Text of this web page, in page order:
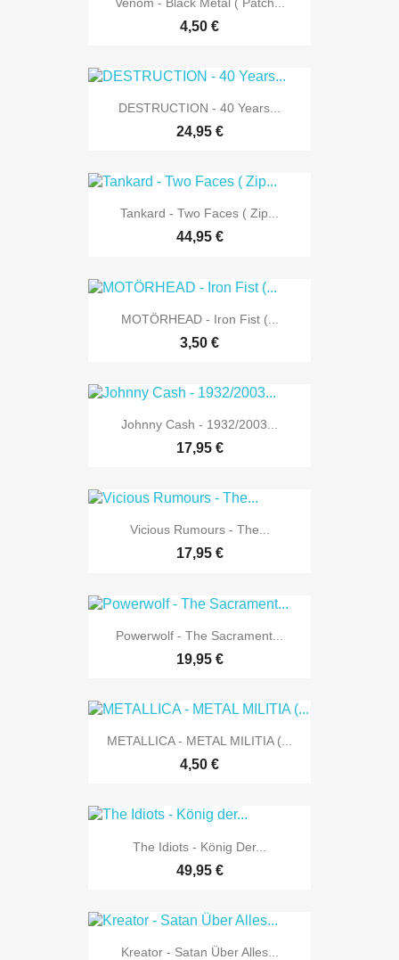
4,50 €
DESTRUCTION - 40 Years...
24,95 €
Tankard - Two Faces ( Zip...
44,95 €
MOTÖRHEAD - Iron Fist (...
3,50 €
Johnny Cash - 1932/2003...
17,95 €
Vicious Rumours - The...
17,95 €
Powerwolf - The Sacrament...
19,95 €
METALLICA - METAL MILITIA (...
4,50 €
The Idiots - König Der...
49,95 €
Kreator - Satan Über Alles...